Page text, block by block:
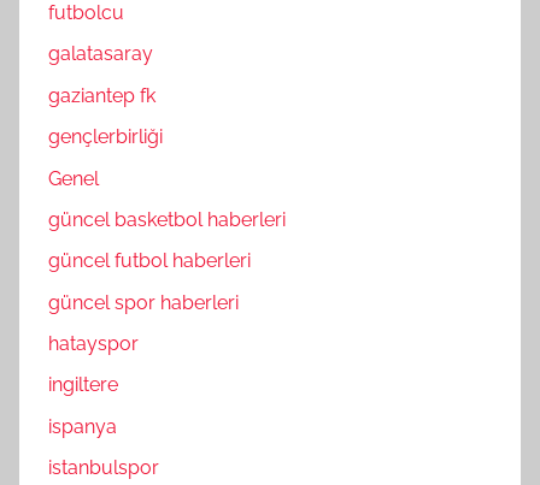
futbolcu
galatasaray
gaziantep fk
gençlerbirliği
Genel
güncel basketbol haberleri
güncel futbol haberleri
güncel spor haberleri
hatayspor
ingiltere
ispanya
istanbulspor